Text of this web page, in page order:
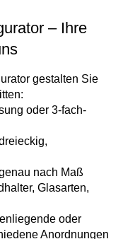
– Ihre
gestalten Sie
oder 3-fach-
nach Maß
Glasarten,
oder
Anordnungen